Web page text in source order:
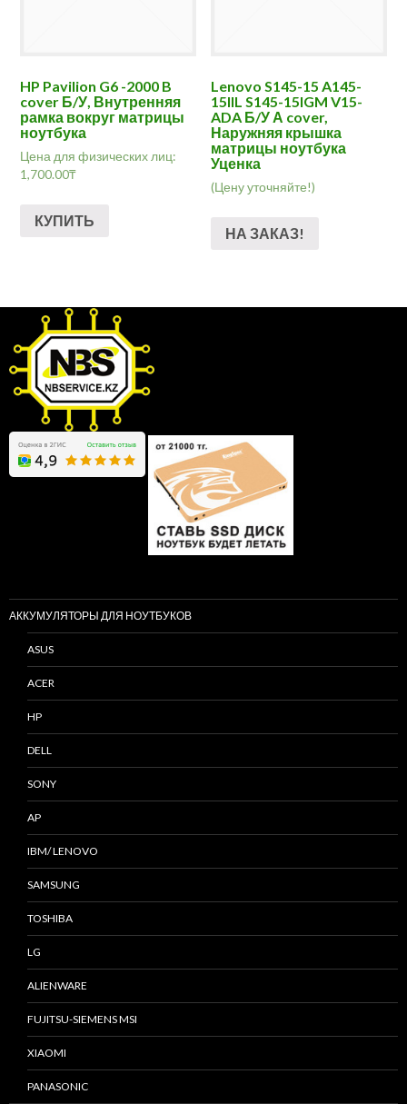
HP Pavilion G6 -2000 B
cover Б/У, Внутренняя
рамка вокруг матрицы
ноутбука
Цена для физических лиц:
1,700.00₸
КУПИТЬ
Lenovo S145-15 A145-
15IIL S145-15IGM V15-
ADA Б/У А cover,
Наружняя крышка
матрицы ноутбука
Уценка
(Цену уточняйте!)
НА ЗАКАЗ!
АККУМУЛЯТОРЫ ДЛЯ НОУТБУКОВ
ASUS
ACER
HP
DELL
SONY
AP
IBM/ LENOVO
SAMSUNG
TOSHIBA
LG
ALIENWARE
FUJITSU-SIEMENS MSI
XIAOMI
PANASONIC